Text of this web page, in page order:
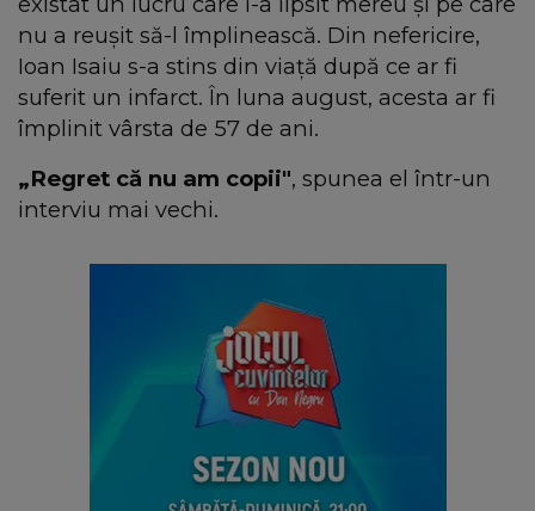
nu a reușit să-l împlinească. Din nefericire,
Ioan Isaiu s-a stins din viață după ce ar fi
suferit un infarct. În luna august, acesta ar fi
împlinit vârsta de 57 de ani.
„Regret că nu am copii", spunea el într-un
interviu mai vechi.